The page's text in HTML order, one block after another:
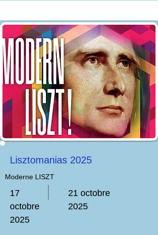
Lisztomanias 2025
Moderne LISZT
17
octobre
2025
21 octobre
2025